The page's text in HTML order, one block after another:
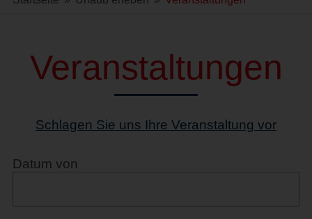
Veranstaltungen
Schlagen Sie uns Ihre Veranstaltung vor
Datum von